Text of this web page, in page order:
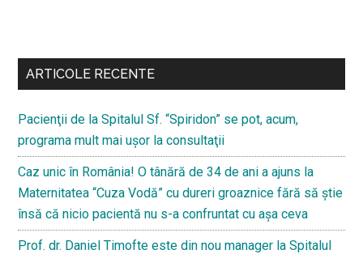
secundara
ARTICOLE RECENTE
Pacienţii de la Spitalul Sf. “Spiridon” se pot, acum,
programa mult mai uşor la consultaţii
Caz unic în România! O tânără de 34 de ani a ajuns la
Maternitatea “Cuza Vodă” cu dureri groaznice fără să ştie
însă că nicio pacientă nu s-a confruntat cu așa ceva
Prof. dr. Daniel Timofte este din nou manager la Spitalul